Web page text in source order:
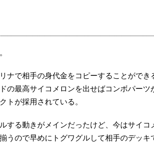
ナで相手の身代金をコピーすることができ
の最高サイコメロンを出せばコンボパーツ
トが採用されている。
する動きがメインだったけど、今はサイコ
うので早めにトグワグルして相手のデッキ